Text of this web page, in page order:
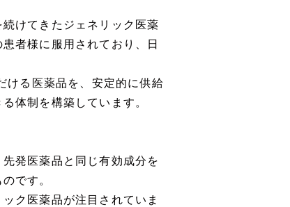
けてきたジェネリック医薬
者様に服用されており、日
ける医薬品を、安定的に供給
体制を構築しています。
発医薬品と同じ有効成分を
です。
ク医薬品が注目されていま